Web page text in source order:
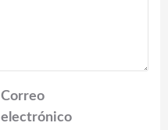
Correo
electrónico